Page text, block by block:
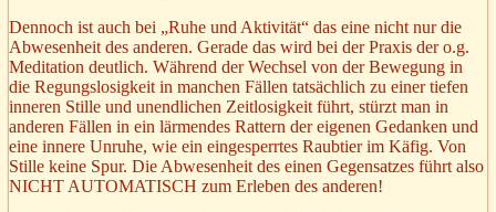
Dennoch ist auch bei „Ruhe und Aktivität“ das eine nicht nur die
Abwesenheit des anderen. Gerade das wird bei der Praxis der o.g.
Meditation deutlich. Während der Wechsel von der Bewegung in
die Regungslosigkeit in manchen Fällen tatsächlich zu einer tiefen
inneren Stille und unendlichen Zeitlosigkeit führt, stürzt man in
anderen Fällen in ein lärmendes Rattern der eigenen Gedanken und
eine innere Unruhe, wie ein eingesperrtes Raubtier im Käfig. Von
Stille keine Spur. Die Abwesenheit des einen Gegensatzes führt also
NICHT AUTOMATISCH zum Erleben des anderen!